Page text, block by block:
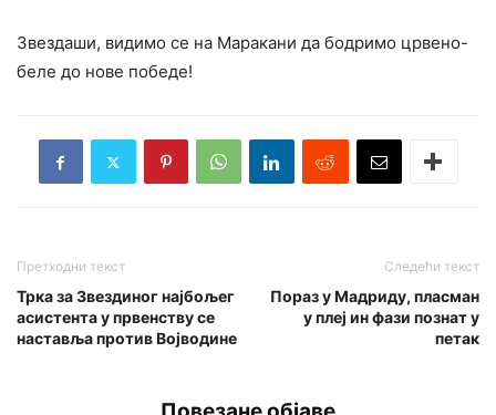
Звездаши, видимо се на Маракани да бодримо црвено-
беле до нове победе!
Претходни текст
Трка за Звездиног најбољег
асистента у првенству се
наставља против Војводине
Следећи текст
Пораз у Мадриду, пласман
у плеј ин фази познат у
петак